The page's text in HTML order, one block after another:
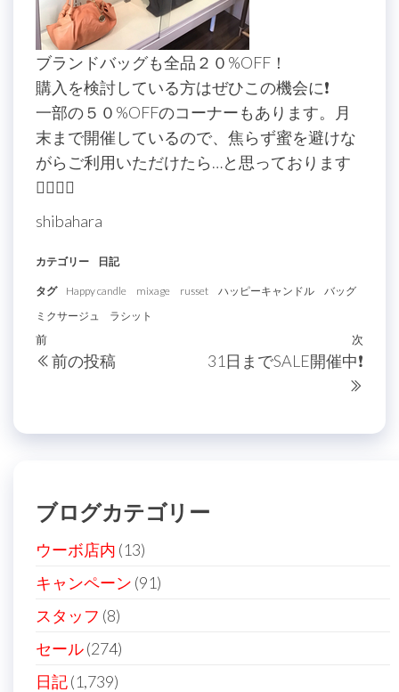
ブランドバッグも全品２０%OFF！
購入を検討している方はぜひこの機会に❗️
一部の５０%OFFのコーナーもあります。月
末まで開催しているので、焦らず蜜を避けな
がらご利用いただけたら…と思っております
🙇‍♀️🙇‍♀️
shibahara
カテゴリー 日記
タグ Happy candle mixage russet ハッピーキャンドル
バッグ
ミクサージュ
ラシット
投
稿
ビ
シ
ョ
ン
過
去
前
前の投稿
次
次
31日までSALE開催中❗️
ブログカテゴリー
ウーボ店内 (13)
キャンペーン (91)
スタッフ (8)
セール(274)
日記(1,739)